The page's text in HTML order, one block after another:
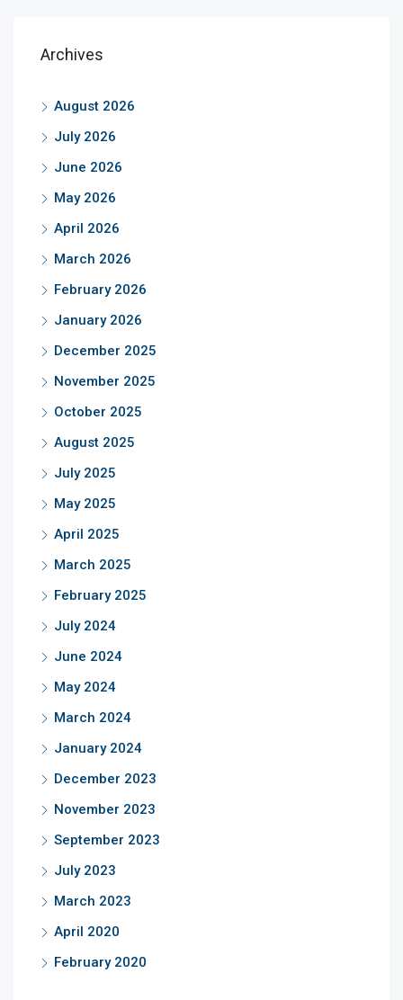
Archives
August 2026
July 2026
June 2026
May 2026
April 2026
March 2026
February 2026
January 2026
December 2025
November 2025
October 2025
August 2025
July 2025
May 2025
April 2025
March 2025
February 2025
July 2024
June 2024
May 2024
March 2024
January 2024
December 2023
November 2023
September 2023
July 2023
March 2023
April 2020
February 2020